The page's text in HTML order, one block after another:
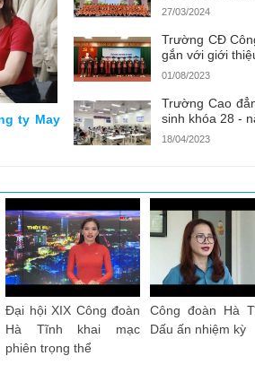
ty May
27/03/2024
Trường CĐ
gắn với giới
01/08/2023
Trường Cao
sinh khóa 28 -
18/04/2023
Hà Tĩnh tôi
Bắc
Công đoàn Hà Tĩnh
vươn xa - Quốc Dũng